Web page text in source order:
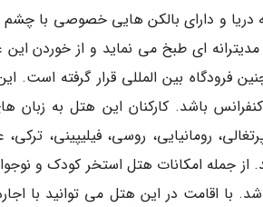
دریا و دارای بالکن هایی خصوصی با
ای طبخ می نماید و از خوردن
فرودگاه بین المللی قرار گرفته
باشد. کارکنان این هتل به زبان
پرتغالی، رومانیایی، روسی، فیلیپینی،
جمله امکانات هتل استخر کودک و
با اقامت در این هتل می توانید با